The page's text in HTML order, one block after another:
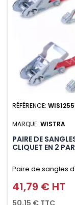
RÉFÉRENCE:
MARQUE: WISTRA
PAIRE DE
CLIQUET EN 2
Paire de sangles
crochet en 2
d'utilisation.
Prix
41,79 € HT